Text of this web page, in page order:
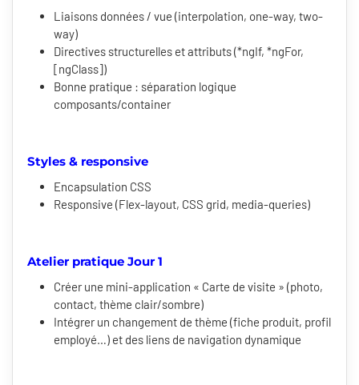
Liaisons données / vue (interpolation, one-way, two-
way)
Directives structurelles et attributs (*ngIf, *ngFor,
[ngClass])
Bonne pratique : séparation logique
composants/container
Styles & responsive
Encapsulation CSS
Responsive (Flex-layout, CSS grid, media-queries)
Atelier pratique Jour 1
Créer une mini-application « Carte de visite » (photo,
contact, thème clair/sombre)
Intégrer un changement de thème (fiche produit, profil
employé…) et des liens de navigation dynamique